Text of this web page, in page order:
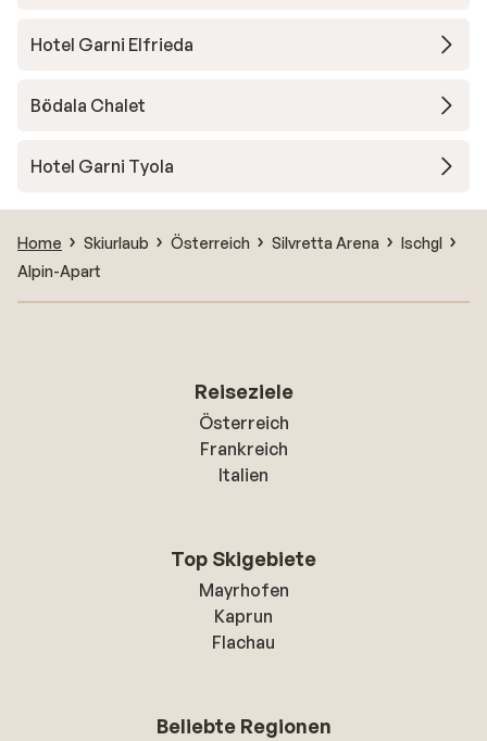
Hotel Garni Elfrieda
Bödala Chalet
Hotel Garni Tyola
Home Skiurlaub Österreich Silvretta Arena
Ischgl
Alpin-Apart
Reiseziele
Österreich
Frankreich
Italien
Top Skigebiete
Mayrhofen
Kaprun
Flachau
Beliebte Regionen